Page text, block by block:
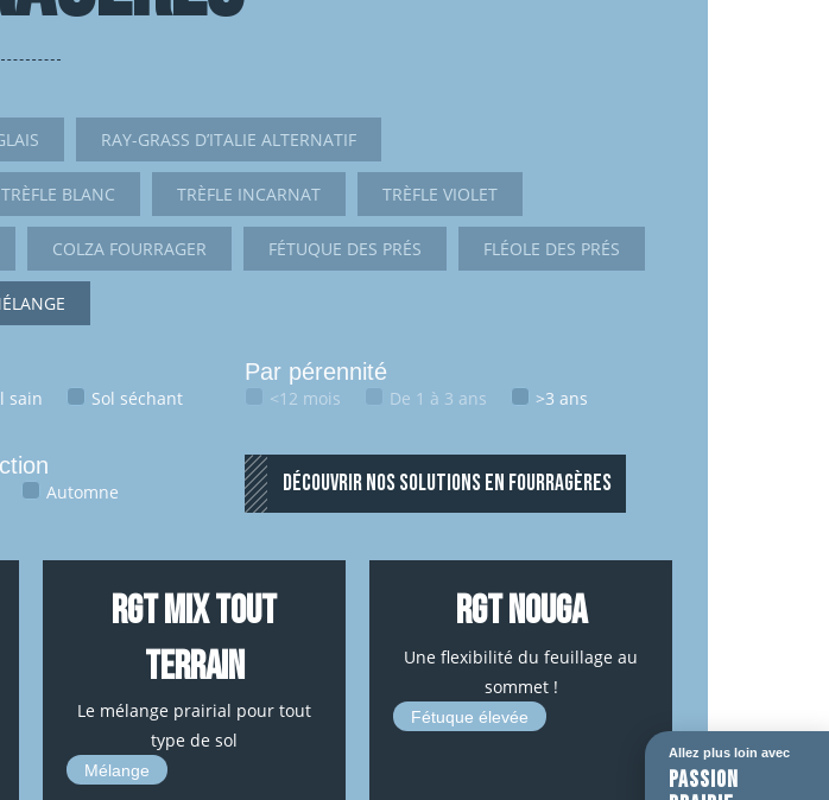
RAY-GRASS D’ITALIE ALTERNATIF
TRÈFLE BLANC TRÈFLE INCARNAT TRÈFLE VIOLET
COLZA FOURRAGER FÉTUQUE DES PRÉS FLÉOLE DES PRÉS
sain Sol séchant
Par pérennité
<12 mois De 1 à 3 ans >3 ans
Automne DÉCOUVRIR NOS SOLUTIONS EN FOURRAGÈRES
RGT MIX TOUT
TERRAIN
Le mélange prairial pour tout
type de sol
Mélange
RGT NOUGA
Une flexibilité du feuillage au
sommet !
Fétuque élevée
Allez plus loin avec
passion